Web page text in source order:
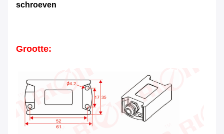
schroeven
Grootte: